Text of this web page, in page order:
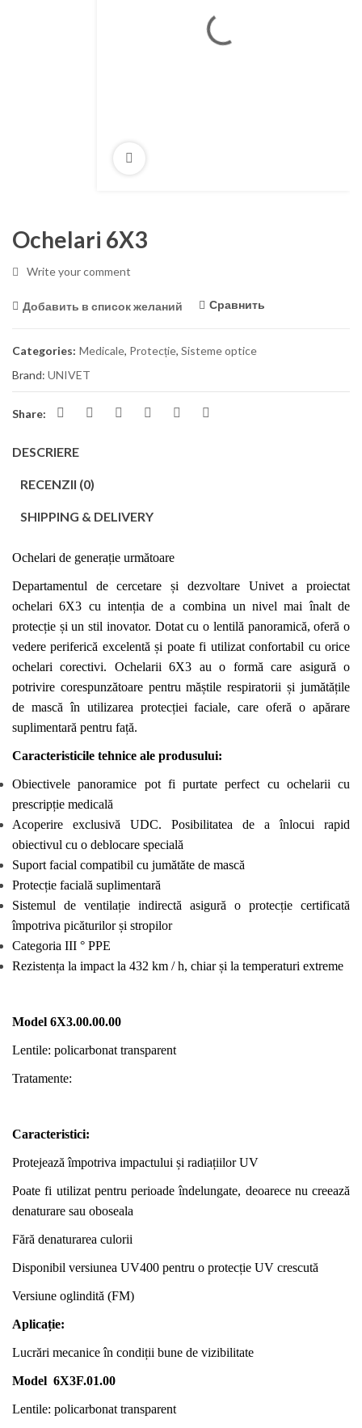
Ochelari 6X3
Write your comment
Добавить в список желаний Сравнить
Categories: Medicale, Protecție, Sisteme optice
Brand: UNIVET
Share:
DESCRIERE
RECENZII (0)
SHIPPING & DELIVERY
Ochelari de generație următoare
Departamentul de cercetare și dezvoltare Univet a proiectat
ochelari 6X3 cu intenția de a combina un nivel mai înalt de
protecție și un stil inovator. Dotat cu o lentilă panoramică, oferă o
vedere periferică excelentă și poate fi utilizat confortabil cu orice
ochelari corectivi. Ochelarii 6X3 au o formă care asigură o
potrivire corespunzătoare pentru măștile respiratorii și jumătățile
de mască în utilizarea protecției faciale, care oferă o apărare
suplimentară pentru față.
Caracteristicile tehnice ale produsului:
Obiectivele panoramice pot fi purtate perfect cu ochelarii cu
prescripție medicală
Acoperire exclusivă UDC. Posibilitatea de a înlocui rapid
obiectivul cu o deblocare specială
Suport facial compatibil cu jumătăte de mască
Protecție facială suplimentară
Sistemul de ventilație indirectă asigură o protecție certificată
împotriva picăturilor și stropilor
Categoria III ° PPE
Rezistența la impact la 432 km / h, chiar și la temperaturi extreme
Model 6X3.00.00.00
Lentile: policarbonat transparent
Tratamente:
Caracteristici:
Protejează împotriva impactului și radiațiilor UV
Poate fi utilizat pentru perioade îndelungate, deoarece nu creează
denaturare sau oboseala
Fără denaturarea culorii
Disponibil versiunea UV400 pentru o protecție UV crescută
Versiune oglindită (FM)
Aplicație:
Lucrări mecanice în condiții bune de vizibilitate
Model 6X3F.01.00
Lentile: policarbonat transparent